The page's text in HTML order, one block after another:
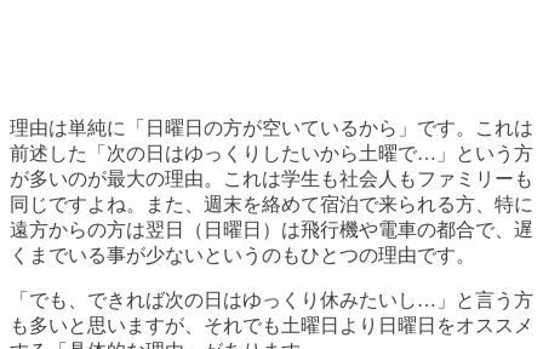
理由は単純に「日曜日の方が空いているから」です。これは
前述した「次の日はゆっくりしたいから土曜で…」という方
が多いのが最大の理由。これは学生も社会人もファミリーも
同じですよね。また、週末を絡めて宿泊で来られる方、特に
遠方からの方は翌日（日曜日）は飛行機や電車の都合で、遅
くまでいる事が少ないというのもひとつの理由です。
「でも、できれば次の日はゆっくり休みたいし…」と言う方
も多いと思いますが、それでも土曜日より日曜日をオススメ